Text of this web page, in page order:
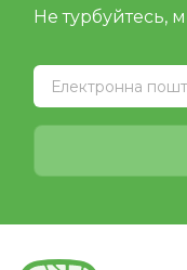
Не турбуйтесь,